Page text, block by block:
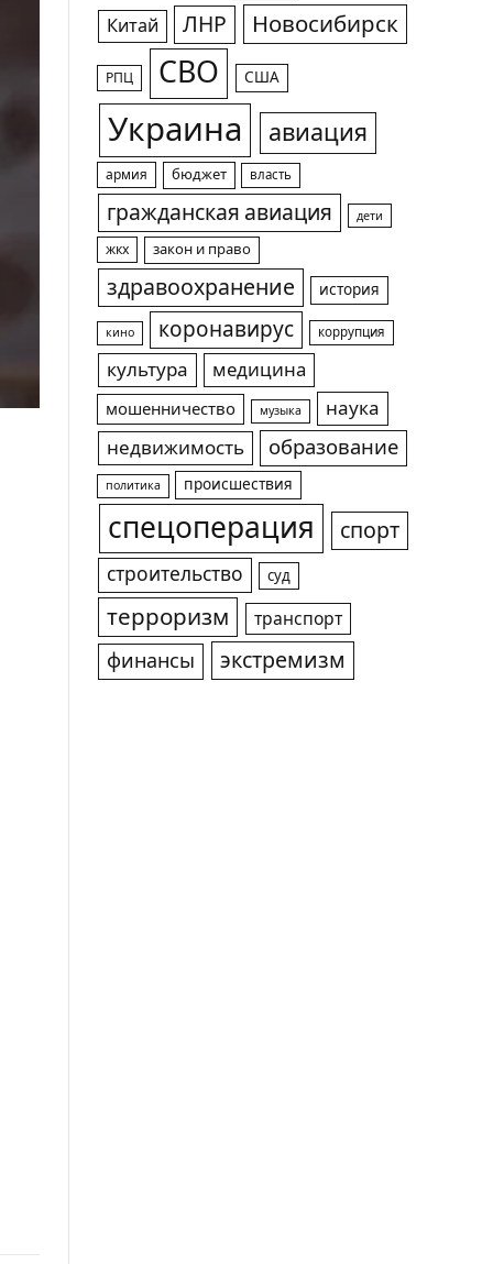
Китай ЛНР Новосибирск
РПЦ СВО США
Украина авиация
армия бюджет власть
гражданская авиация дети
жкх закон и право
здравоохранение история
кино коронавирус коррупция
культура медицина
мошенничество музыка
наука
недвижимость
образование
политика происшествия
спецоперация спорт
строительство суд
терроризм транспорт
финансы экстремизм